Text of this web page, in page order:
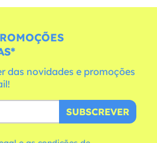
das novidades e promoções
SUBSCREVER